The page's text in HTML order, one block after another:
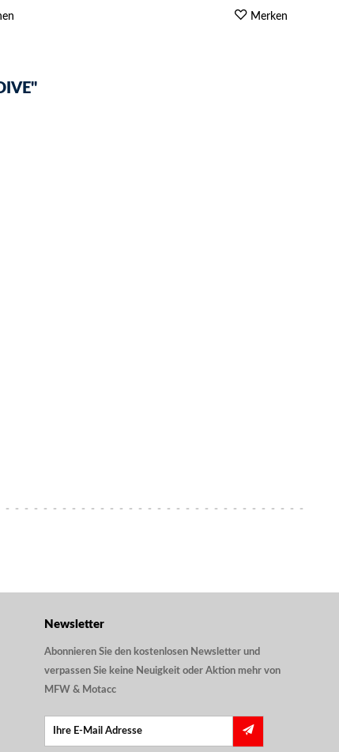
Merken
Newsletter
Abonnieren Sie den kostenlosen Newsletter und
verpassen Sie keine Neuigkeit oder Aktion mehr von
MFW & Motacc